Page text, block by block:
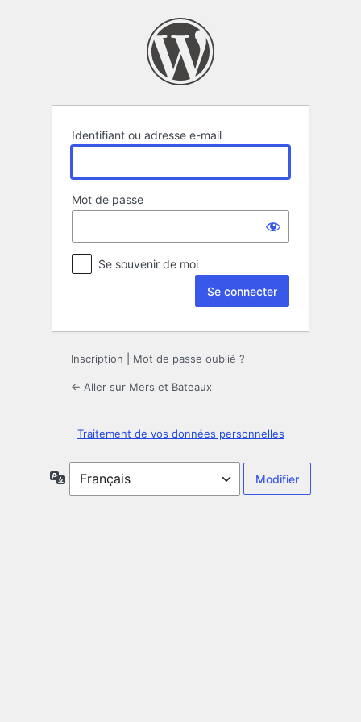
Identifiant ou adresse e-mail
Mot de passe
Se souvenir de moi
Inscription Mot de passe oublié ?
← Aller sur Mers et Bateaux
Traitement de vos données personnelles
Langue